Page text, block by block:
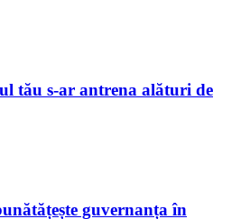
tău s-ar antrena alături de
guvernanța în